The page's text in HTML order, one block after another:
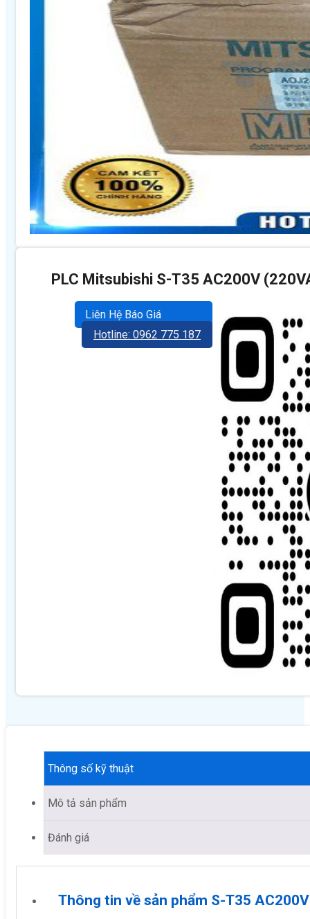
PLC Mitsubishi S-T35 AC200V
Liên Hệ Báo Giá
Hotline: 0962 775 187
Thông số kỹ thuật
Mô tả sản phẩm
Đánh giá
Thông tin về sản phẩm S-T35